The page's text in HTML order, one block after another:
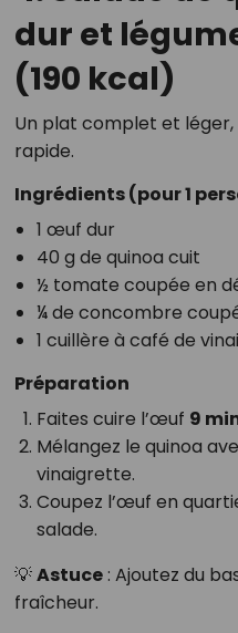
dur et
(190 kcal)
Un plat complet et
rapide.
Ingrédients (pour 1
1 œuf dur
40 g de quinoa cuit
½ tomate coupée en
¼ de concombre
1 cuillère à café de
Préparation
Faites cuire l’œuf 9
Mélangez le quinoa
vinaigrette.
Coupez l’œuf en
salade.
💡Astuce: Ajoutez du
fraîcheur.